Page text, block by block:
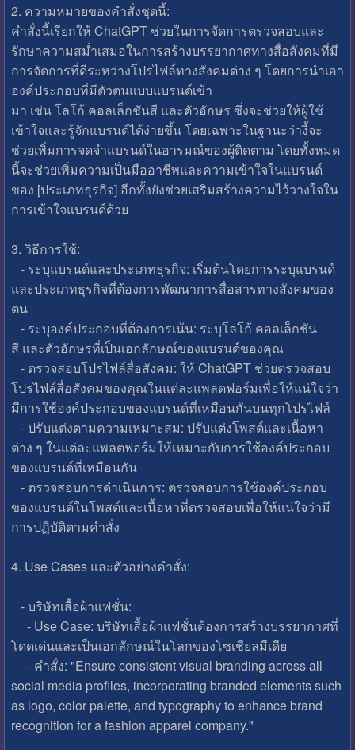
2. ความหมายของคำสั่งชุดนี้:
คำสั่งนี้เรียกให้ ChatGPT ช่วยในการจัดการตรวจสอบและ
รักษาความสม่ำเสมอในการสร้างบรรยากาศทางสื่อสังคมที่มี
การจัดการที่ดีระหว่างโปรไฟล์ทางสังคมต่าง ๆ โดยการนำเอา
องค์ประกอบที่มีตัวตนแบบแบรนด์เข้า
มา เช่น โลโก้ คอลเล็กชันสี และตัวอักษร ซึ่งจะช่วยให้ผู้ใช้
เข้าใจและรู้จักแบรนด์ได้ง่ายขึ้น โดยเฉพาะในฐานะว่างี้จะ
ช่วยเพิ่มการจดจำแบรนด์ในอารมณ์ของผู้ติดตาม โดยทั้งหมด
นี้จะช่วยเพิ่มความเป็นมืออาชีพและความเข้าใจในแบรนด์
ของ [ประเภทธุรกิจ] อีกทั้งยังช่วยเสริมสร้างความไว้วางใจใน
การเข้าใจแบรนด์ด้วย
3. วิธีการใช้:
- ระบุแบรนด์และประเภทธุรกิจ: เริ่มต้นโดยการระบุแบรนด์
และประเภทธุรกิจที่ต้องการพัฒนาการสื่อสารทางสังคมของ
ตน
- ระบุองค์ประกอบที่ต้องการเน้น: ระบุโลโก้ คอลเล็กชัน
สี และตัวอักษรที่เป็นเอกลักษณ์ของแบรนด์ของคุณ
- ตรวจสอบโปรไฟล์สื่อสังคม: ให้ ChatGPT ช่วยตรวจสอบ
โปรไฟล์สื่อสังคมของคุณในแต่ละแพลตฟอร์มเพื่อให้แน่ใจว่า
มีการใช้องค์ประกอบของแบรนด์ที่เหมือนกันบนทุกโปรไฟล์
- ปรับแต่งตามความเหมาะสม: ปรับแต่งโพสต์และเนื้อหา
ต่าง ๆ ในแต่ละแพลตฟอร์มให้เหมาะกับการใช้องค์ประกอบ
ของแบรนด์ที่เหมือนกัน
- ตรวจสอบการดำเนินการ: ตรวจสอบการใช้องค์ประกอบ
ของแบรนด์ในโพสต์และเนื้อหาที่ตรวจสอบเพื่อให้แน่ใจว่ามี
การปฏิบัติตามคำสั่ง
4. Use Cases และตัวอย่างคำสั่ง:
- บริษัทเสื้อผ้าแฟชั่น:
- Use Case: บริษัทเสื้อผ้าแฟชั่นต้องการสร้างบรรยากาศที่
โดดเด่นและเป็นเอกลักษณ์ในโลกของโซเชียลมีเดีย
- คำสั่ง: "Ensure consistent visual branding across all
social media profiles, incorporating branded elements such
as logo, color palette, and typography to enhance brand
recognition for a fashion apparel company."